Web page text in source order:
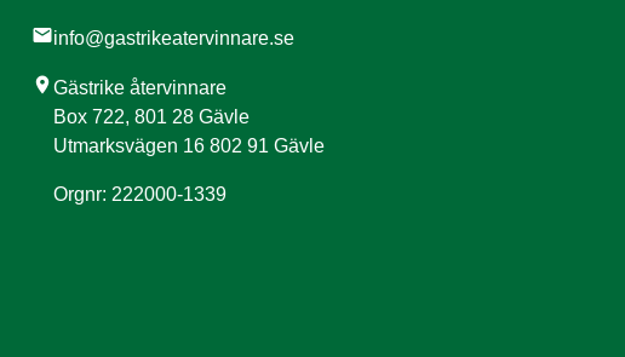
mailinfo@gastrikeatervinnare.se
location_onGästrike återvinnare
Box 722, 801 28 Gävle
Utmarksvägen 16 802 91 Gävle
Orgnr: 222000-1339